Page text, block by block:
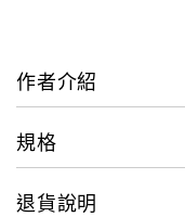
濫用、誤用，其原
遠，也呼應了中國
作者介紹
規格
退貨說明